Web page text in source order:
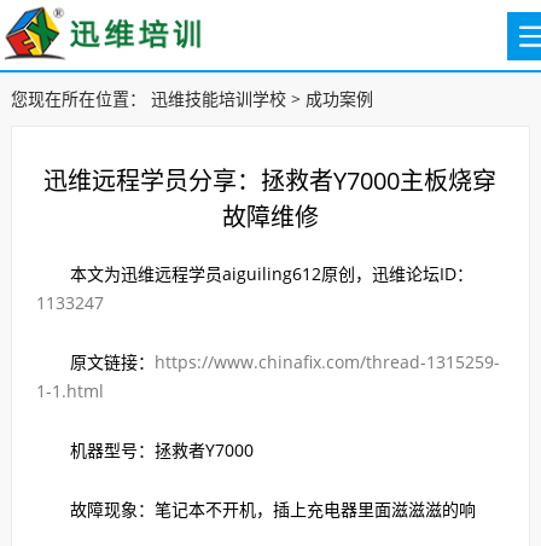
您现在所在位置： 迅维技能培训学校> 成功案例
迅维远程学员分享：拯救者Y7000主板烧穿
故障维修
本文为迅维远程学员aiguiling612原创，迅维论坛ID：
1133247
原文链接： https://www.chinafix.com/thread-1315259-
1-1.html
机器型号：拯救者Y7000
故障现象：笔记本不开机，插上充电器里面滋滋滋的响